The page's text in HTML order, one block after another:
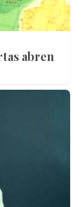
abren